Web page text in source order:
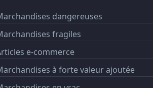
dangereuses
fragiles
e-commerce
à forte valeur ajoutée